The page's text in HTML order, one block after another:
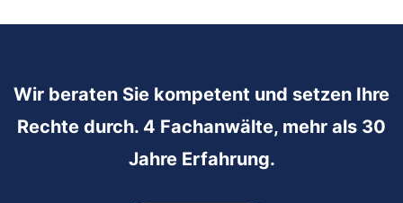
Wir beraten Sie kompetent und setzen Ihre
Rechte durch. 4 Fachanwälte, mehr als 30
Jahre Erfahrung.